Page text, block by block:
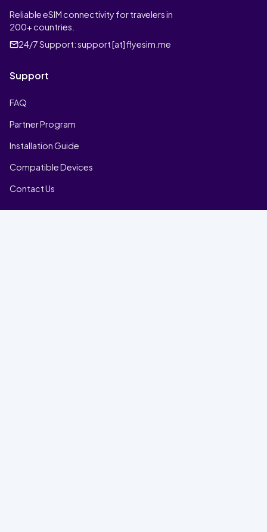
Reliable eSIM connectivity for travelers in
200+ countries.
24/7 Support:support [at] flyesim.me
Support
FAQ
Partner Program
Installation Guide
Compatible Devices
Contact Us